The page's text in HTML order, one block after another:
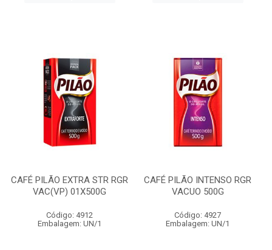
CAFÉ PILÃO EXTRA STR RGR
VAC(VP) 01X500G
Código: 4912
Embalagem: UN/1
CAFÉ PILÃO INTENSO RGR
VACUO 500G
Código: 4927
Embalagem: UN/1